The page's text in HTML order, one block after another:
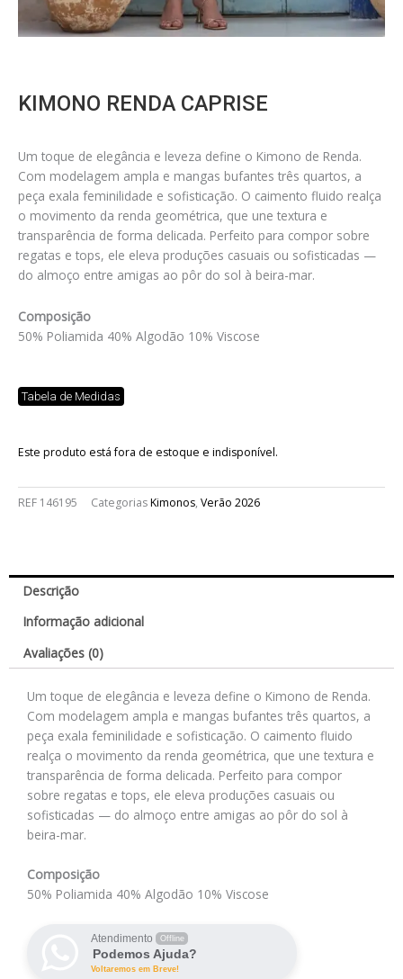
KIMONO RENDA CAPRISE
Um toque de elegância e leveza define o Kimono de Renda.
Com modelagem ampla e mangas bufantes três quartos, a
peça exala feminilidade e sofisticação. O caimento fluido realça
o movimento da renda geométrica, que une textura e
transparência de forma delicada. Perfeito para compor sobre
regatas e tops, ele eleva produções casuais ou sofisticadas —
do almoço entre amigas ao pôr do sol à beira-mar.
Composição
50% Poliamida 40% Algodão 10% Viscose
Tabela de Medidas
Este produto está fora de estoque e indisponível.
REF 146195 CategoriasKimonos, Verão 2026
Descrição
Informação adicional
Avaliações (0)
Um toque de elegância e leveza define o Kimono de Renda.
Com modelagem ampla e mangas bufantes três quartos, a
peça exala feminilidade e sofisticação. O caimento fluido
realça o movimento da renda geométrica, que une textura e
transparência de forma delicada. Perfeito para compor
sobre regatas e tops, ele eleva produções casuais ou
sofisticadas — do almoço entre amigas ao pôr do sol à
beira-mar.
Composição
50% Poliamida 40% Algodão 10% Viscose
Atendimento Offline
Podemos Ajuda?
Voltaremos em Breve!